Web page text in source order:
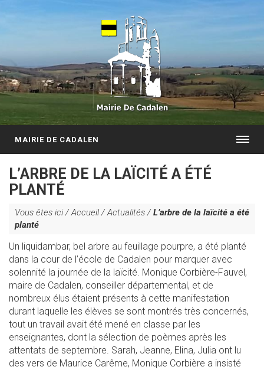
MAIRIE DE CADALEN
L’ARBRE DE LA LAÏCITÉ A ÉTÉ
PLANTÉ
Vous êtes ici /Accueil/Actualités/L’arbre de la laïcité a été
planté
Un liquidambar, bel arbre au feuillage pourpre, a été planté
dans la cour de l’école de Cadalen pour marquer avec
solennité la journée de la laïcité. Monique Corbière-Fauvel,
maire de Cadalen, conseiller départemental, et de
nombreux élus étaient présents à cette manifestation
durant laquelle les élèves se sont montrés très concernés,
tout un travail avait été mené en classe par les
enseignantes, dont la sélection de poèmes après les
attentats de septembre. Sarah, Jeanne, Elina, Julia ont lu
des vers de Maurice Carême, Monique Corbière a insisté